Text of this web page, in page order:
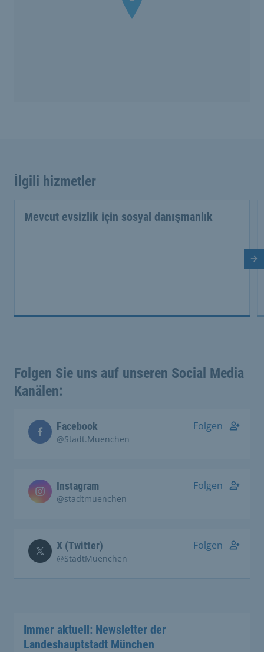
İlgili hizmetler
Mevcut evsizlik için sosyal danışmanlık
Folgen Sie uns auf unseren Social Media
Kanälen:
Facebook
@Stadt.Muenchen
Folgen
Instagram
@stadtmuenchen
Folgen
X (Twitter)
@StadtMuenchen
Folgen
Immer aktuell: Newsletter der
Landeshauptstadt München